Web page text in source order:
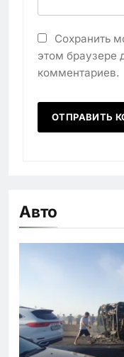
Сохранить
этом браузере
комментариев.
Авто